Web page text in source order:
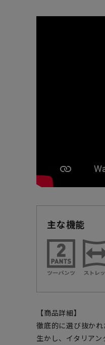
主な機能
【商品詳細】
徹底的に選び抜か
生かし、イタリア